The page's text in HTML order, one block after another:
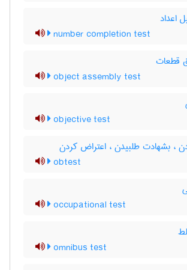
اعداد
number completion test
قطعات
object assembly test
objective test
، بشهادت طلبیدن ، اعتراض کردن
obtest
occupational test
omnibus test